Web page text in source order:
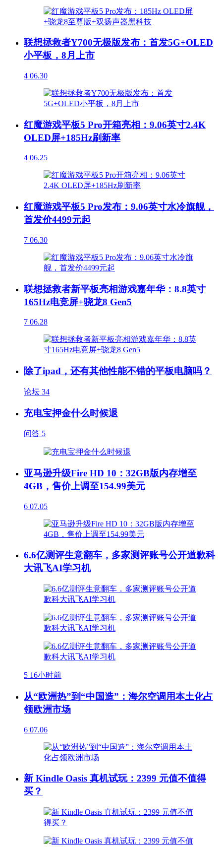
联想拯救者Y700无极版发布：首发5G+OLED
小平板，8月上市
4 06.30
红魔游戏平板5 Pro开箱亮相：9.06英寸2.4K
OLED屏+185Hz刷新率
4 06.25
红魔游戏平板5 Pro发布：9.06英寸水冷旗舰，
首发价4499元起
7 06.30
联想拯救者新平板亮相游戏嘉年华：8.8英寸
165Hz电竞屏+骁龙8 Gen5
7 06.28
除了ipad，还有其他性能不错的平板电脑吗？
论坛 34
充电宝押金什么时候退
问答 5
亚马逊升级Fire HD 10：32GB版内存增至
4GB，售价上调至154.99美元
6 07.05
6.6亿测评生意翻车，多家测评账号公开道歉科
大讯飞AI学习机
5 16小时前
从“欧洲热”到“中国造”：海尔空调用本土化占
领欧洲市场
6 07.06
新 Kindle Oasis 真机试玩：2399 元值不值得
买？